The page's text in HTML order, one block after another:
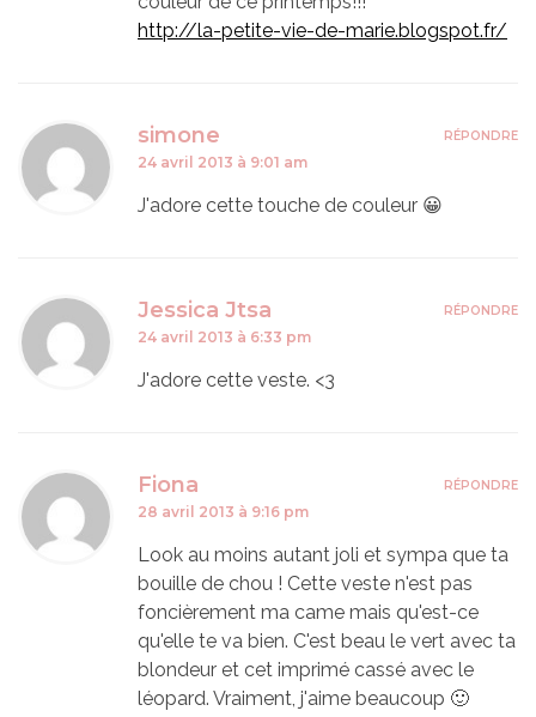
http://la-petite-vie-de-marie.blogspot.fr/
simone
24 avril 2013 à 9:01 am
J'adore cette touche de couleur 😀
RÉPONDRE
Jessica Jtsa
24 avril 2013 à 6:33 pm
J'adore cette veste. <3
RÉPONDRE
Fiona
28 avril 2013 à 9:16 pm
Look au moins autant joli et sympa que ta
bouille de chou ! Cette veste n'est pas
foncièrement ma came mais qu'est-ce
qu'elle te va bien. C'est beau le vert avec ta
blondeur et cet imprimé cassé avec le
léopard. Vraiment, j'aime beaucoup 🙂
RÉPONDRE